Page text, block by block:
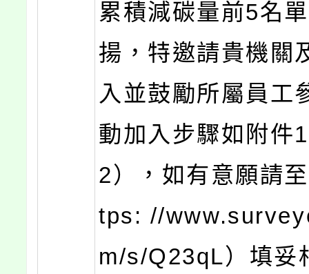
累積減碳量前5名
揚，特邀請貴機關
入並鼓勵所屬員工
動加入步驟如附件
2），如有意願請
tps: //
m/s/Q23qL）填妥